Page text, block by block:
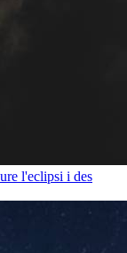
l'eclipsi i des